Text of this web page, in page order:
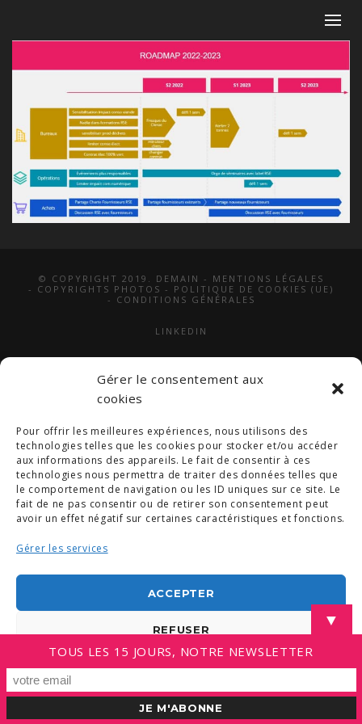
Gérer le consentement aux
cookies
Pour offrir les meilleures expériences, nous utilisons des
technologies telles que les cookies pour stocker et/ou accéder
aux informations des appareils. Le fait de consentir à ces
technologies nous permettra de traiter des données telles que
le comportement de navigation ou les ID uniques sur ce site. Le
fait de ne pas consentir ou de retirer son consentement peut
avoir un effet négatif sur certaines caractéristiques et fonctions.
Gérer les services
ACCEPTER
REFUSER
VOIR LES PRÉFÉRENCES
Politique de cookies
© COPYRIGHT 2019. DEMAIN - MENTIONS LÉGALES
- COPYRIGHTS PHOTOS - POLITIQUE DE COOKIES (UE)
- CONDITIONS GÉNÉRALES
LINKEDIN
▼
TOUS LES 15 JOURS, NOTRE NEWSLETTER